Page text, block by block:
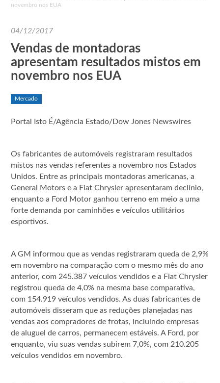
novembro nos EUA
04/12/2017
Vendas de montadoras
apresentam resultados mistos em
novembro nos EUA
Mercado
Portal Isto É/Agência Estado/Dow Jones Newswires
Os fabricantes de automóveis registraram resultados
mistos nas vendas referentes a novembro nos Estados
Unidos. Entre as principais montadoras americanas, a
General Motors e a Fiat Chrysler apresentaram declínio,
enquanto a Ford Motor ganhou terreno em meio a uma
forte demanda por caminhões e veículos utilitários
esportivos.
A GM informou que as vendas registraram queda de 2,9%
em novembro na comparação com o mesmo mês do ano
anterior, com 245.387 veículos vendidos e a Fiat Chrysler
registrou queda de 4,0% na mesma base comparativa,
com 154.919 veículos vendidos. As duas fabricantes de
automóveis disseram que as reduções planejadas nas
vendas aos compradores de frotas, incluindo empresas
de aluguel de carros, permanecem estáveis. A Ford, por
enquanto, viu suas vendas subirem 7,0%, com 210.205
veículos vendidos em novembro.